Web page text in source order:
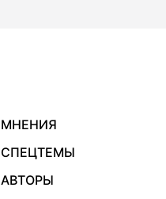
МНЕНИЯ
СПЕЦТЕМЫ
АВТОРЫ